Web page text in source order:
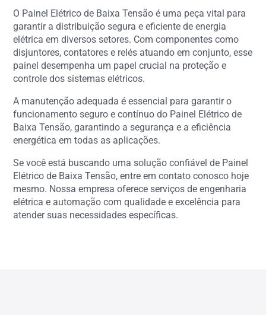
O Painel Elétrico de Baixa Tensão é uma peça vital para
garantir a distribuição segura e eficiente de energia
elétrica em diversos setores. Com componentes como
disjuntores, contatores e relés atuando em conjunto, esse
painel desempenha um papel crucial na proteção e
controle dos sistemas elétricos.
A manutenção adequada é essencial para garantir o
funcionamento seguro e contínuo do Painel Elétrico de
Baixa Tensão, garantindo a segurança e a eficiência
energética em todas as aplicações.
Se você está buscando uma solução confiável de Painel
Elétrico de Baixa Tensão, entre em contato conosco hoje
mesmo. Nossa empresa oferece serviços de engenharia
elétrica e automação com qualidade e excelência para
atender suas necessidades específicas.